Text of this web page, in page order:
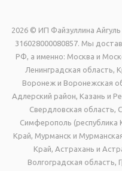
2026 © ИП Файзуллина
316028000080857. Мы
РФ, а именно: Москва и
Ленинградская область,
Воронеж и Воронежская
Адлерский район, Казань и
Свердловская область,
Симферополь
Край, Мурманск и
Край, Астрахань и
Волгоградская область,